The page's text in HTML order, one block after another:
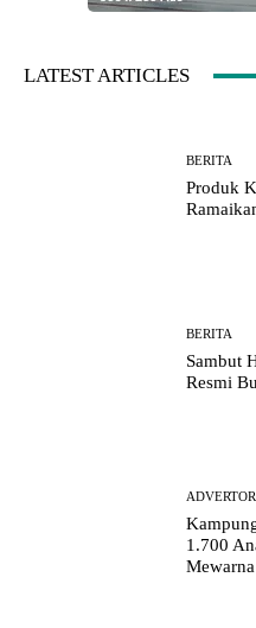
LATEST ARTICLES
BERITA
Produk
BERITA
Sambut
Resmi
1.700
Mewarna